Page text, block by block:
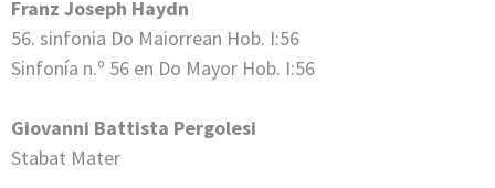
Franz Joseph Haydn
56. sinfonia Do Maiorrean Hob. I:56
Sinfonía n.º 56 en Do Mayor Hob. I:56
Giovanni Battista Pergolesi
Stabat Mater